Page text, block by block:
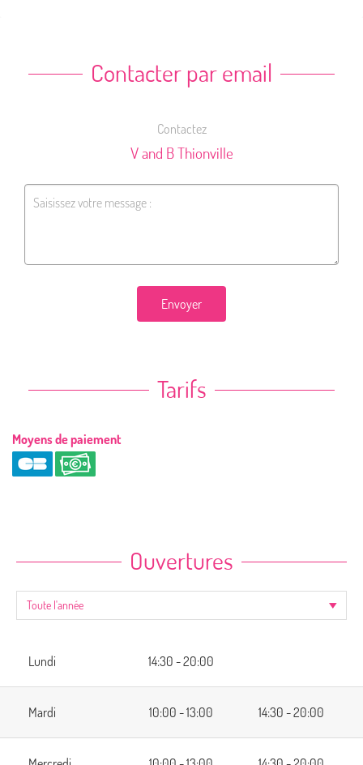
Contacter par email
Contactez
V and B Thionville
Envoyer
Tarifs
Moyens de paiement
Ouvertures
Lundi 14:30 - 20:00
Mardi 10:00 - 13:00 14:30 - 20:00